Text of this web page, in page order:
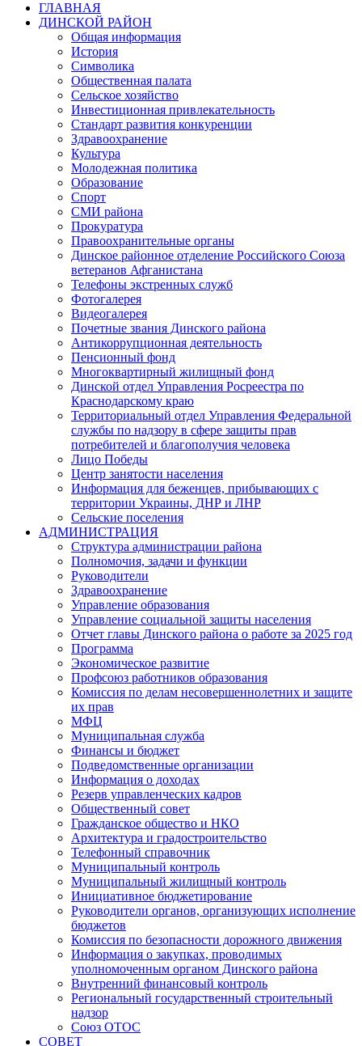
ГЛАВНАЯ
ДИНСКОЙ РАЙОН
Общая информация
История
Символика
Общественная палата
Сельское хозяйство
Инвестиционная привлекательность
Стандарт развития конкуренции
Здравоохранение
Культура
Молодежная политика
Образование
Спорт
СМИ района
Прокуратура
Правоохранительные органы
Динское районное отделение Российского Союза
ветеранов Афганистана
Телефоны экстренных служб
Фотогалерея
Видеогалерея
Почетные звания Динского района
Антикоррупционная деятельность
Пенсионный фонд
Многоквартирный жилищный фонд
Динской отдел Управления Росреестра по
Краснодарскому краю
Территориальный отдел Управления Федеральной
службы по надзору в сфере защиты прав
потребителей и благополучия человека
Лицо Победы
Центр занятости населения
Информация для беженцев, прибывающих с
территории Украины, ДНР и ЛНР
Сельские поселения
АДМИНИСТРАЦИЯ
Структура администрации района
Полномочия, задачи и функции
Руководители
Здравоохранение
Управление образования
Управление социальной защиты населения
Отчет главы Динского района о работе за 2025 год
Программа
Экономическое развитие
Профсоюз работников образования
Комиссия по делам несовершеннолетних и защите
их прав
МФЦ
Муниципальная служба
Финансы и бюджет
Подведомственные организации
Информация о доходах
Резерв управленческих кадров
Общественный совет
Гражданское общество и НКО
Архитектура и градостроительство
Телефонный справочник
Муниципальный контроль
Муниципальный жилищный контроль
Инициативное бюджетирование
Руководители органов, организующих исполнение
бюджетов
Комиссия по безопасности дорожного движения
Информация о закупках, проводимых
уполномоченным органом Динского района
Внутренний финансовый контроль
Региональный государственный строительный
надзор
Союз ОТОС
СОВЕТ